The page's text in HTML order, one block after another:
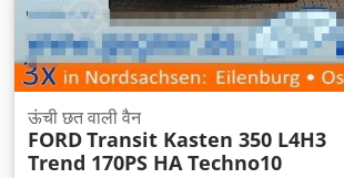
ऊंची छत वाली वैन
FORDTransit Kasten 350 L4H3
Trend 170PS HA Techno10